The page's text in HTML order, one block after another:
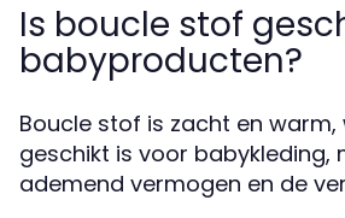
Is boucle stof
babyproducten?
Boucle stof is zacht en
geschikt is voor babykleding,
ademend vermogen en de